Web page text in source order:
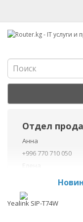
Отдел
Анна
+996 770 710 050
Елена
+996 770 710 040
+996 755 710 050
Данил
Yealink SIP-T74W